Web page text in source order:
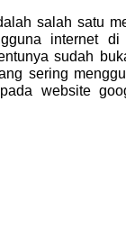
salah satu
internet
sudah
sering
website